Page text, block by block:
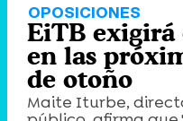
OPOSICIONES
EiTB
en las
de otoño
Maite Iturbe,